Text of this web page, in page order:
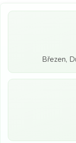
Březen,